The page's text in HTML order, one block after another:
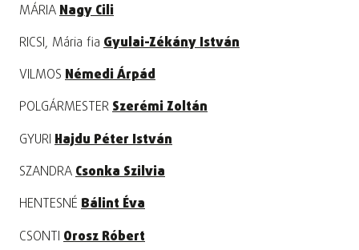
MÁRIANagy Cili
RICSI, Mária fia Gyulai-Zékány István
VILMOS Némedi Árpád
POLGÁRMESTERSzerémi Zoltán
GYURI Hajdu Péter István
SZANDRACsonka Szilvia
HENTESNÉ Bálint Éva
CSONTI Orosz Róbert